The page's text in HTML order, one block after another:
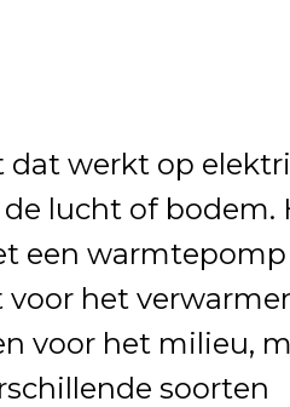
dat werkt op
lucht of bodem.
een
het
voor het milieu,
soorten